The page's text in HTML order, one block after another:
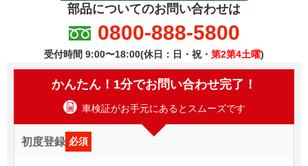
部品についてのお問い合わせは
0800-888-5800
受付時間 9:00〜18:00(休日：日・祝・ 第2第4土曜)
かんたん！1分でお問い合わせ完了！
車検証がお手元にあるとスムーズです
初度登録 必須